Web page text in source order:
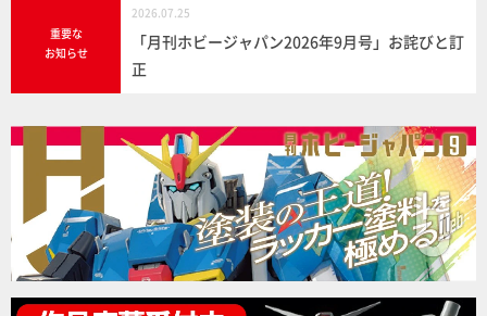
重要な
お知らせ
2026.07.25
「月刊ホビージャパン2026年9月号」お詫びと訂
正